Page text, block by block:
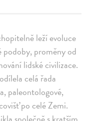
leží evoluce
proměny od
lidské civilizace.
celá řada
paleontologové,
po celé Zemi.